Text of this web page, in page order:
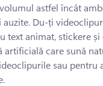
astfel încât
auzite. Du-ți
text animat, stickere
artificială care sună
sau pentru